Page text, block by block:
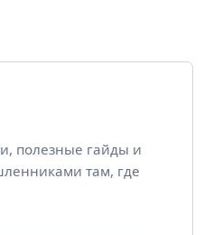
полезные гайды и
там, где